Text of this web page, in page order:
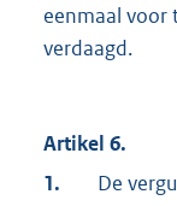
eenmaal voor
verdaagd.
Artikel 6.
1.
De